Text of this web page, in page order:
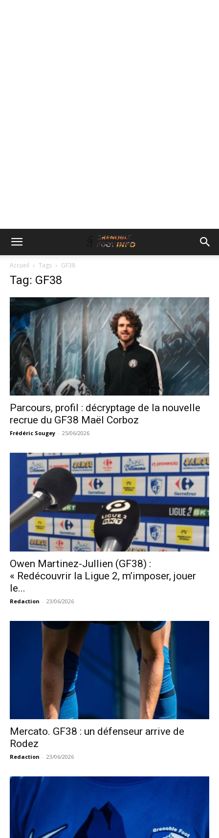
Accueil Tags GF38
Tag: GF38
Parcours, profil : décryptage de la nouvelle
recrue du GF38 Maël Corboz
Frédéric Sougey - 25/06/2026
Owen Martinez-Jullien (GF38) :
« Redécouvrir la Ligue 2, m’imposer, jouer
le...
Redaction - 23/06/2026
Mercato. GF38 : un défenseur arrive de
Rodez
Redaction - 23/06/2026